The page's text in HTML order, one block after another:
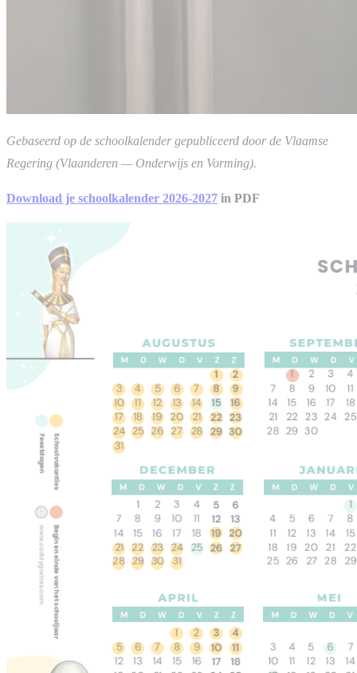
Gebaseerd op de schoolkalender gepubliceerd door de Vlaamse
Regering (Vlaanderen — Onderwijs en Vorming).
Download je schoolkalender 2026-2027 in PDF